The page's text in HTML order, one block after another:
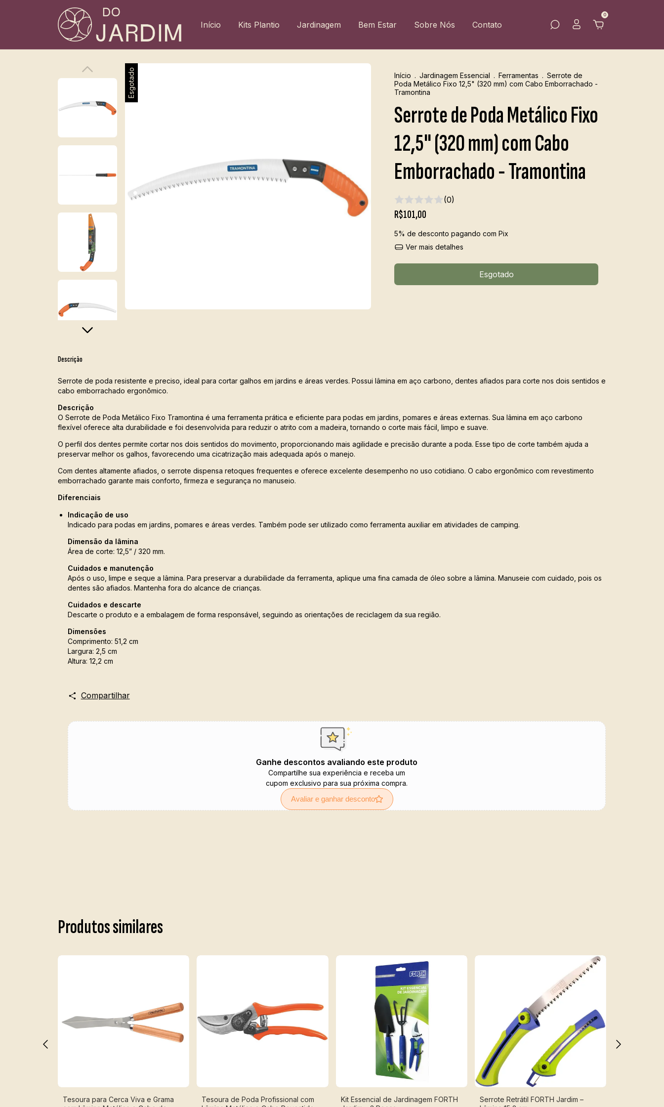
Início Kits Plantio Jardinagem Bem Estar Sobre Nós Contato
0
Esgotado Início . Jardinagem Essencial . Ferramentas . Serrote de
Poda Metálico Fixo 12,5" (320 mm) com Cabo Emborrachado -
Tramontina
Serrote de Poda Metálico Fixo
12,5" (320 mm) com Cabo
Emborrachado - Tramontina
(0)
R$101,00
5% de desconto pagando com Pix
Ver mais detalhes
Descrição
Serrote de poda resistente e preciso, ideal para cortar galhos em jardins e áreas verdes. Possui lâmina em aço carbono, dentes afiados para corte nos dois sentidos e
cabo emborrachado ergonômico.
Descrição
O Serrote de Poda Metálico Fixo Tramontina é uma ferramenta prática e eficiente para podas em jardins, pomares e áreas externas. Sua lâmina em aço carbono
flexível oferece alta durabilidade e foi desenvolvida para reduzir o atrito com a madeira, tornando o corte mais fácil, limpo e suave.
O perfil dos dentes permite cortar nos dois sentidos do movimento, proporcionando mais agilidade e precisão durante a poda. Esse tipo de corte também ajuda a
preservar melhor os galhos, favorecendo uma cicatrização mais adequada após o manejo.
Com dentes altamente afiados, o serrote dispensa retoques frequentes e oferece excelente desempenho no uso cotidiano. O cabo ergonômico com revestimento
emborrachado garante mais conforto, firmeza e segurança no manuseio.
Diferenciais
Indicação de uso
Indicado para podas em jardins, pomares e áreas verdes. Também pode ser utilizado como ferramenta auxiliar em atividades de camping.
Dimensão da lâmina
Área de corte: 12,5” / 320 mm.
Cuidados e manutenção
Após o uso, limpe e seque a lâmina. Para preservar a durabilidade da ferramenta, aplique uma fina camada de óleo sobre a lâmina. Manuseie com cuidado, pois os
dentes são afiados. Mantenha fora do alcance de crianças.
Cuidados e descarte
Descarte o produto e a embalagem de forma responsável, seguindo as orientações de reciclagem da sua região.
Dimensões
Comprimento: 51,2 cm
Largura: 2,5 cm
Altura: 12,2 cm
Compartilhar
Ganhe descontos avaliando este produto
Compartilhe sua experiência e receba um
cupom exclusivo para sua próxima compra.
Avaliar e ganhar desconto
Produtos similares
Tesoura para Cerca Viva e Grama
Tesoura de Poda Profissional com
Kit Essencial de Jardinagem FORTH
Serrote Retrátil FORTH Jardim –